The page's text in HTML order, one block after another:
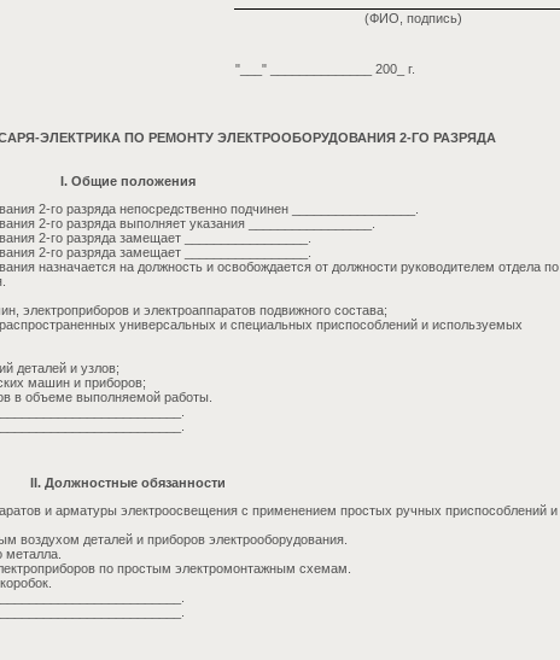
(ФИО, подпись)
"___" ______________ 200_ г.
ЭЛЕКТРИКА ПО РЕМОНТУ ЭЛЕКТРООБОРУДОВАНИЯ 2-ГО РАЗРЯДА
I. Общие положения
2-го разряда непосредственно подчинен _________________.
2-го разряда выполняет указания _________________.
2-го разряда замещает _________________.
2-го разряда замещает _________________.
назначается на должность и освобождается от должности руководителем отдела по
электроприборов и электроаппаратов подвижного состава;
универсальных и специальных приспособлений и используемых
деталей и узлов;
машин и приборов;
в объеме выполняемой работы.
II. Должностные обязанности
и арматуры электроосвещения с применением простых ручных приспособлений и
воздухом деталей и приборов электрооборудования.
металла.
по простым электромонтажным схемам.